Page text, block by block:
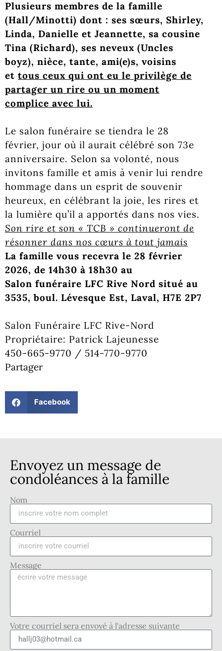
Plusieurs membres de la famille
(Hall/Minotti) dont : ses sœurs, Shirley,
Linda, Danielle et Jeannette, sa cousine
Tina (Richard), ses neveux (Uncles
boyz), nièce, tante, ami(e)s, voisins
et tous ceux qui ont eu le privilège de
partager un rire ou un moment
complice avec lui.
Le salon funéraire se tiendra le 28
février, jour où il aurait célébré son 73e
anniversaire. Selon sa volonté, nous
invitons famille et amis à venir lui rendre
hommage dans un esprit de souvenir
heureux, en célébrant la joie, les rires et
la lumière qu’il a apportés dans nos vies.
Son rire et son « TCB » continueront de
résonner dans nos cœurs à tout jamais
La famille vous recevra le 28 février
2026, de 14h30 à 18h30 au
Salon funéraire LFC Rive Nord situé au
3535, boul. Lévesque Est, Laval, H7E 2P7
Salon Funéraire LFC Rive-Nord
Propriétaire: Patrick Lajeunesse
450-665-9770 / 514-770-9770
Partager
Facebook
Envoyez un message de
condoléances à la famille
Nom
Courriel
Message
Votre courriel sera envoyé à l'adresse suivante